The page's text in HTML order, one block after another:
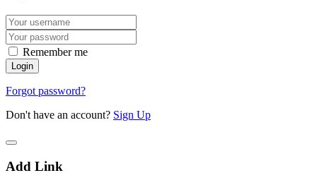
Remember me
Forgot password?
Don't have an account? Sign Up
Add Link